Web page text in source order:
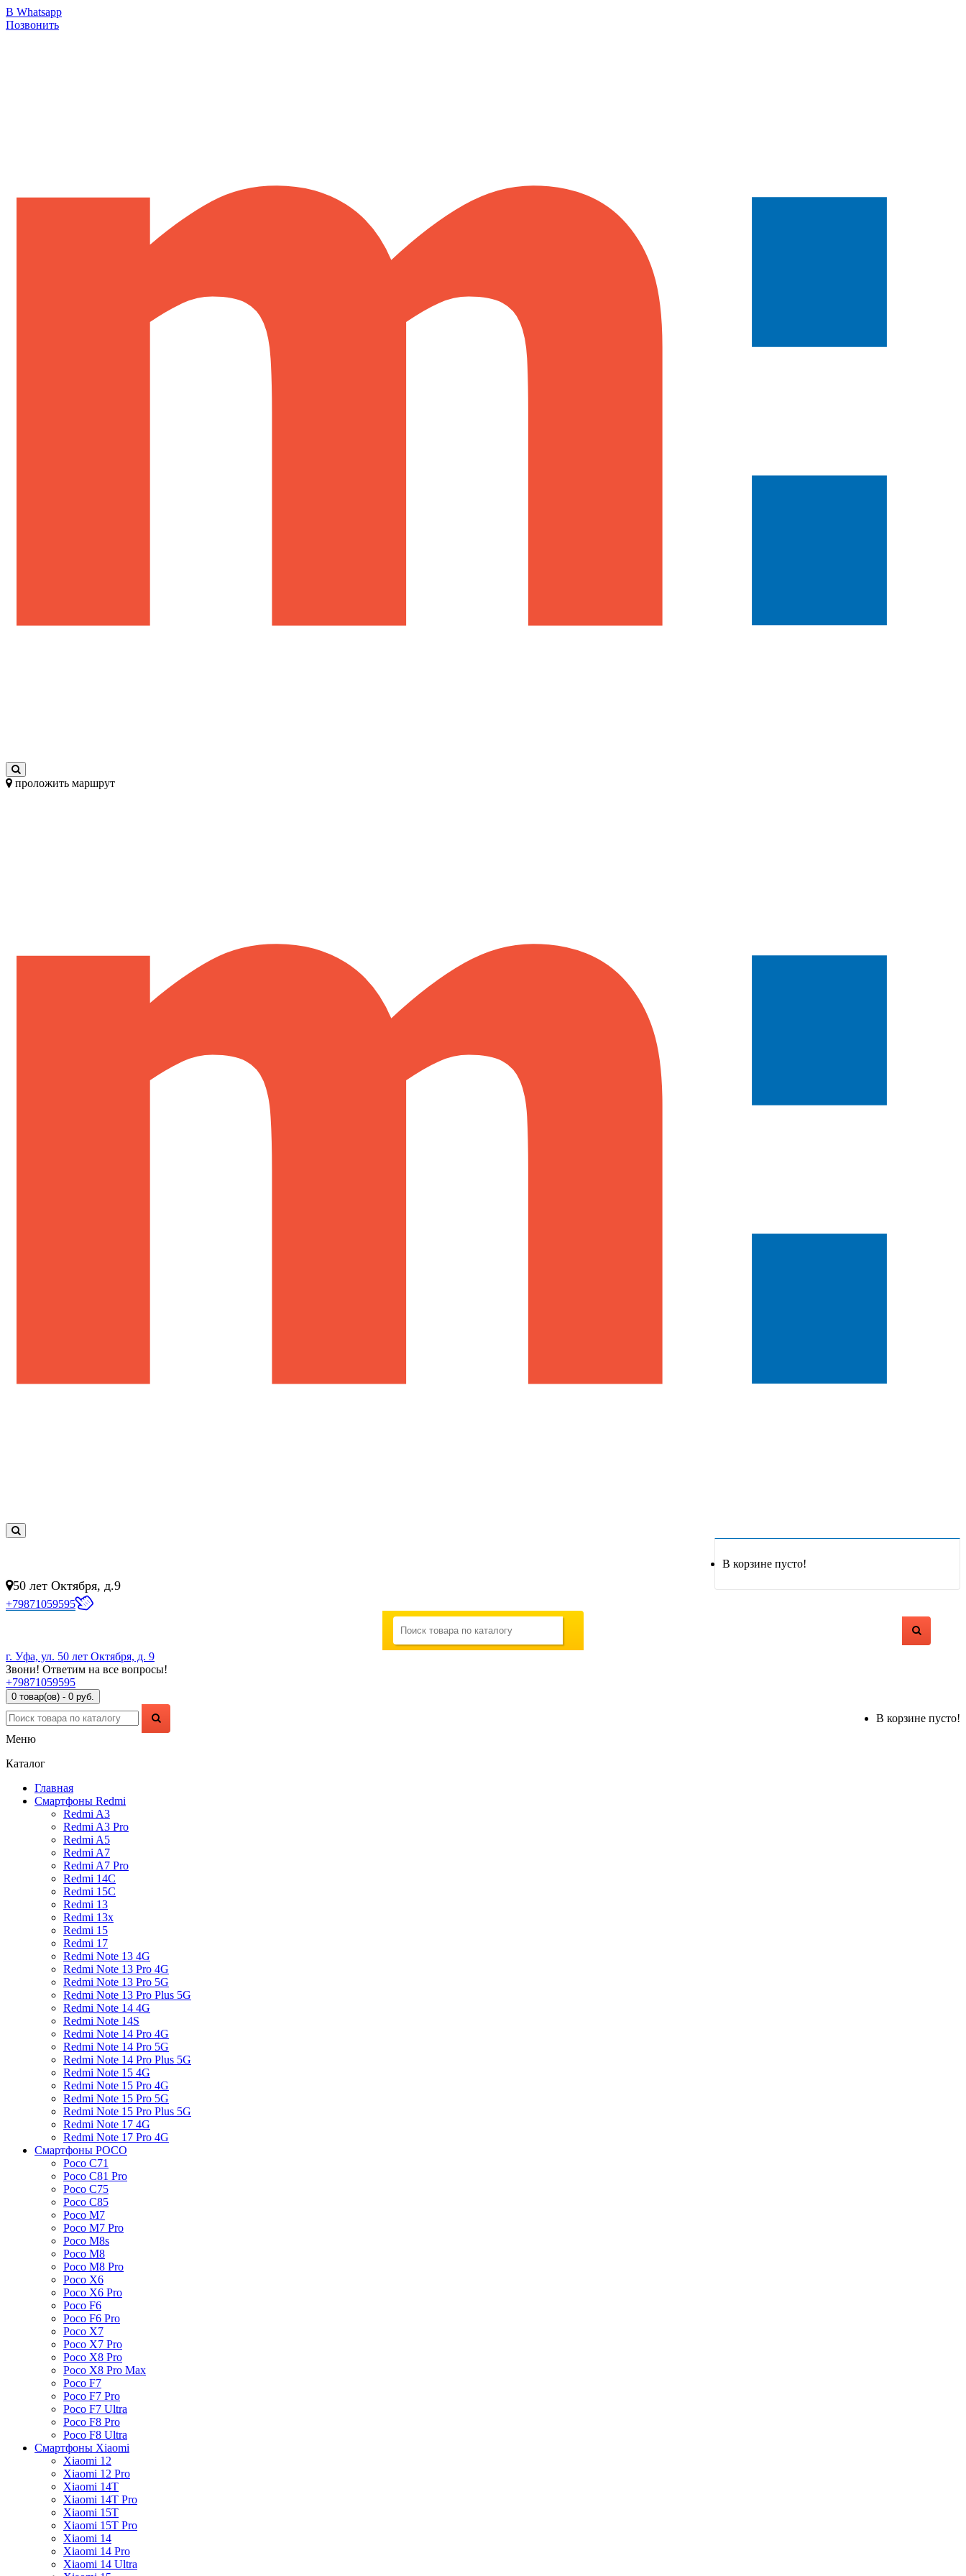
В Whatsapp
Позвонить
проложить маршрут
В корзине пусто!
50 лет Октября, д.9
+79871059595
г. Уфа, ул. 50 лет Октября, д. 9
Звони! Ответим на все вопросы!
+79871059595
0 товар(ов) - 0 руб.
В корзине пусто!
Меню
Каталог
Главная
Смартфоны Redmi
Redmi A3
Redmi A3 Pro
Redmi A5
Redmi A7
Redmi A7 Pro
Redmi 14C
Redmi 15C
Redmi 13
Redmi 13x
Redmi 15
Redmi 17
Redmi Note 13 4G
Redmi Note 13 Pro 4G
Redmi Note 13 Pro 5G
Redmi Note 13 Pro Plus 5G
Redmi Note 14 4G
Redmi Note 14S
Redmi Note 14 Pro 4G
Redmi Note 14 Pro 5G
Redmi Note 14 Pro Plus 5G
Redmi Note 15 4G
Redmi Note 15 Pro 4G
Redmi Note 15 Pro 5G
Redmi Note 15 Pro Plus 5G
Redmi Note 17 4G
Redmi Note 17 Pro 4G
Смартфоны POCO
Poco C71
Poco C81 Pro
Poco C75
Poco C85
Poco M7
Poco M7 Pro
Poco M8s
Poco M8
Poco M8 Pro
Poco X6
Poco X6 Pro
Poco F6
Poco F6 Pro
Poco X7
Poco X7 Pro
Poco X8 Pro
Poco X8 Pro Max
Poco F7
Poco F7 Pro
Poco F7 Ultra
Poco F8 Pro
Poco F8 Ultra
Смартфоны Xiaomi
Xiaomi 12
Xiaomi 12 Pro
Xiaomi 14T
Xiaomi 14T Pro
Xiaomi 15T
Xiaomi 15T Pro
Xiaomi 14
Xiaomi 14 Pro
Xiaomi 14 Ultra